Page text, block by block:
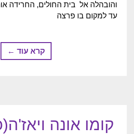
והובהלה אל בית החולים, החרידה
עד למקום בו פרצה
קרא עוד ←
קומו אונה